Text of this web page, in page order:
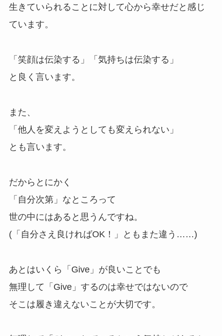
生きていられることに対して心から幸せだと感じ
ています。
「笑顔は伝染する」「気持ちは伝染する」
と良く言います。
また、
「他人を変えようとしても変えられない」
とも言います。
だからとにかく
「自分次第」なところって
世の中にはあると思うんですね。
(「自分さえ良ければOK！」ともまた違う……)
あとはいくら「Give」が良いことでも
無理して「Give」するのは幸せではないので
そこは履き違えないことが大切です。